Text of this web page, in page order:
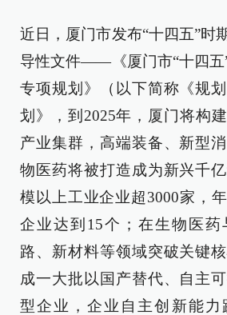
近日，厦门市发布“十四五”时
导性文件——《厦门市“十四五
专项规划》（以下简称《规
划》，到2025年，厦门将构
产业集群，高端装备、新型
物医药将被打造成为新兴千
模以上工业企业超3000家，
企业达到15个；在生物医
路、新材料等领域突破关键
成一大批以国产替代、自主
型企业，企业自主创新能力